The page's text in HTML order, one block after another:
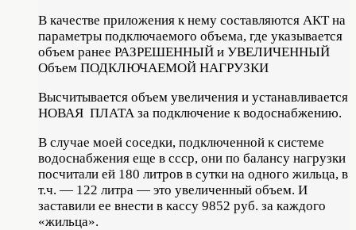
В качестве приложения к нему составляются АКТ на
параметры подключаемого объема, где указывается
объем ранее РАЗРЕШЕННЫЙ и УВЕЛИЧЕННЫЙ
Объем ПОДКЛЮЧАЕМОЙ НАГРУЗКИ
Высчитывается объем увеличения и устанавливается
НОВАЯ ПЛАТА за подключение к водоснабжению.
В случае моей соседки, подключенной к системе
водоснабжения еще в ссср, они по балансу нагрузки
посчитали ей 180 литров в сутки на одного жильца, в
т.ч. — 122 литра — это увеличенный объем. И
заставили ее внести в кассу 9852 руб. за каждого
«жильца».